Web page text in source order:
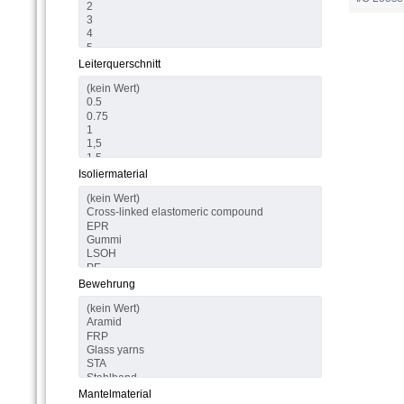
Leiterquerschnitt
Isoliermaterial
Bewehrung
Mantelmaterial